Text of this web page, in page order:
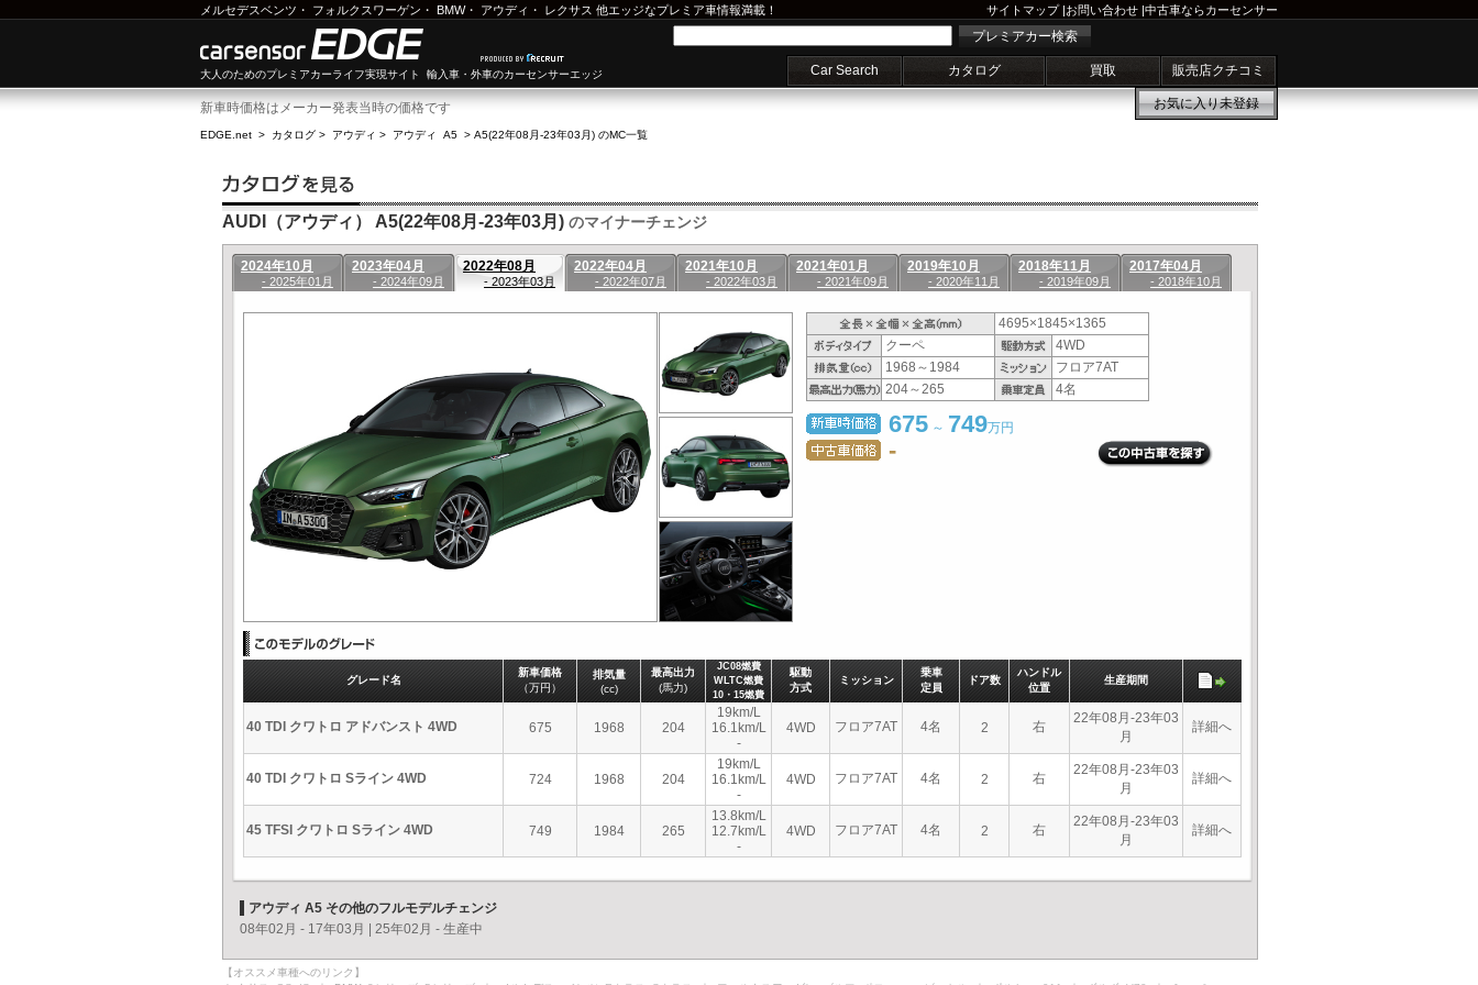
メルセデスベンツ ・ フォルクスワーゲン ・ BMW・ アウディ ・ レクサス 他エッジなプレミア車情報満載！ サイトマップ|お問い合わせ |中古車ならカーセンサー
大人のためのプレミアカーライフ実現サイト 輸入車・外車のカーセンサーエッジ
プレミアカー検索
Car Search カタログ 買取 販売店クチコミ
お気に入り未登録
新車時価格はメーカー発表当時の価格です
EDGE.net > カタログ > アウディ > アウディ A5 > A5(22年08月-23年03月) のMC一覧
AUDI（アウディ） A5(22年08月-23年03月) のマイナーチェンジ
2024年10月
- 2025年01月
2023年04月
- 2024年09月
2022年08月
- 2023年03月
2022年04月
- 2022年07月
2021年10月
- 2022年03月
2021年01月
- 2021年09月
2019年10月
- 2020年11月
2018年11月
- 2019年09月
2017年04月
- 2018年10月
4695×1845×1365
クーペ
4WD
1968～1984
フロア7AT
204～265
4名
675 ～ 749万円
-
グレード名
新車価格
（万円）
排気量
(cc)
最高出力
(馬力)
JC08燃費
WLTC燃費
10・15燃費
駆動
方式
ミッション
乗車
定員
ドア数
ハンドル
位置
生産期間
40 TDI クワトロ アドバンスト 4WD 675 1968 204
19km/L
16.1km/L
-
4WD フロア7AT 4名 2 右
22年08月-23年03
月
詳細へ
40 TDI クワトロ Sライン 4WD 724 1968 204
19km/L
16.1km/L
-
4WD フロア7AT 4名 2 右
22年08月-23年03
月
詳細へ
45 TFSI クワトロ Sライン 4WD 749 1984 265
13.8km/L
12.7km/L
-
4WD フロア7AT 4名 2 右
22年08月-23年03
月
詳細へ
アウディ A5 その他のフルモデルチェンジ
08年02月 - 17年03月
25年02月 - 生産中
【オススメ車種へのリンク】